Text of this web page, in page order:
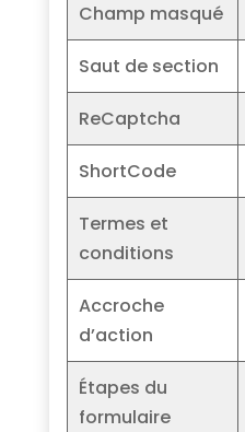
Champ masqué
Saut de section
ReCaptcha
ShortCode
Termes et
conditions
Accroche
d’action
Étapes du
formulaire